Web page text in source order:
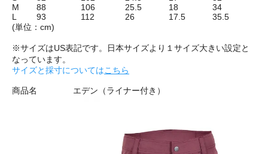
M
88 106 25.5 18
34
L
93 112 26 17.5
35.5
(単位：cm)
※サイズはUS表記です。日本サイズより１サイズ大きい設定と
なっています。
サイズと採寸についてはこちら
商品名 エデン（ライナー付き）